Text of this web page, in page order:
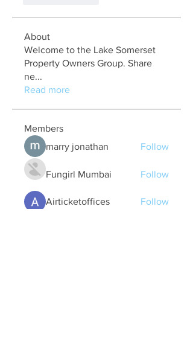
About
Welcome to the Lake Somerset
Property Owners Group. Share
ne...
Read more
Members
marry jonathan
Follow
Fungirl Mumbai Follow
Airticketoffices Follow